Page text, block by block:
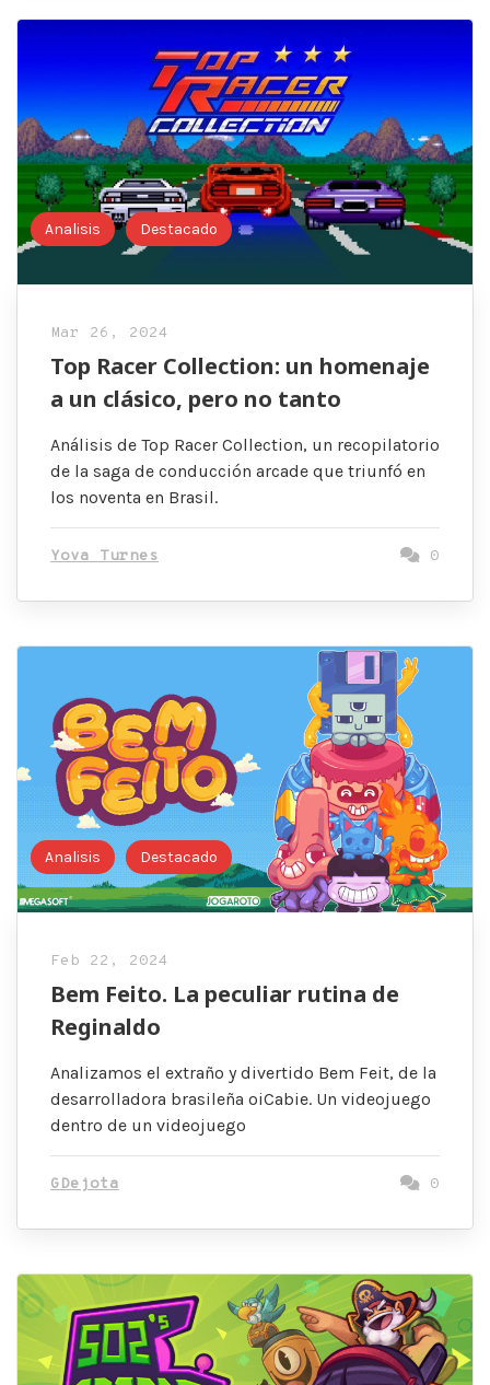
Analisis Destacado
Mar 26, 2024
Top Racer Collection: un homenaje
a un clásico, pero no tanto
Análisis de Top Racer Collection, un recopilatorio
de la saga de conducción arcade que triunfó en
los noventa en Brasil.
Yova Turnes 0
Analisis Destacado
Feb 22, 2024
Bem Feito. La peculiar rutina de
Reginaldo
Analizamos el extraño y divertido Bem Feit, de la
desarrolladora brasileña oiCabie. Un videojuego
dentro de un videojuego
GDejota 0